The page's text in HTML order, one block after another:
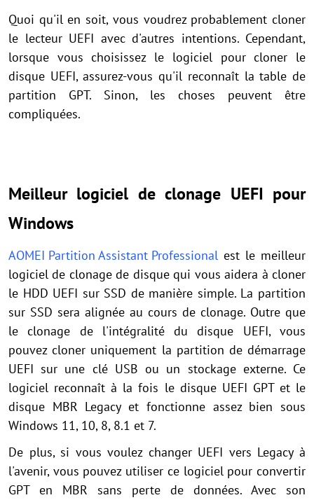
Quoi qu'il en soit, vous voudrez probablement cloner
le lecteur UEFI avec d'autres intentions. Cependant,
lorsque vous choisissez le logiciel pour cloner le
disque UEFI, assurez-vous qu'il reconnaît la table de
partition GPT. Sinon, les choses peuvent être
compliquées.
Meilleur logiciel de clonage UEFI pour
Windows
AOMEI Partition Assistant Professional est le meilleur
logiciel de clonage de disque qui vous aidera à cloner
le HDD UEFI sur SSD de manière simple. La partition
sur SSD sera alignée au cours de clonage. Outre que
le clonage de l'intégralité du disque UEFI, vous
pouvez cloner uniquement la partition de démarrage
UEFI sur une clé USB ou un stockage externe. Ce
logiciel reconnaît à la fois le disque UEFI GPT et le
disque MBR Legacy et fonctionne assez bien sous
Windows 11, 10, 8, 8.1 et 7.
De plus, si vous voulez changer UEFI vers Legacy à
l'avenir, vous pouvez utiliser ce logiciel pour convertir
GPT en MBR sans perte de données. Avec son